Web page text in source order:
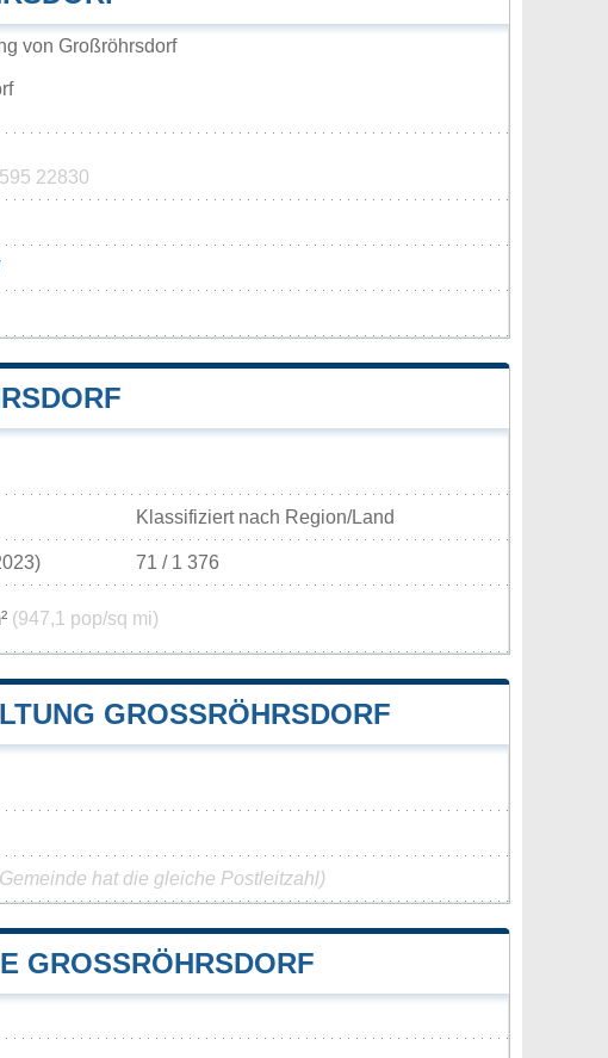
von Großröhrsdorf
22830
Klassifiziert nach Region/Land
71 / 1 376
(947,1 pop/sq mi)
GROSSRÖHRSDORF
hat die gleiche Postleitzahl)
GROSSRÖHRSDORF